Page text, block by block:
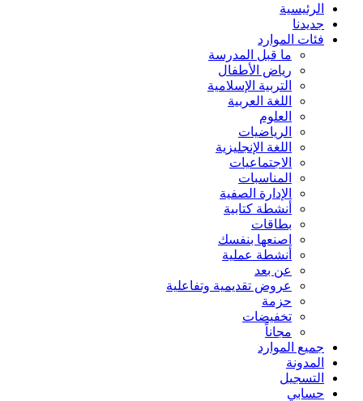
الرئيسية
جديدنا
فئات الموارد
ما قبل المدرسة
رياض الأطفال
التربية الإسلامية
اللغة العربية
العلوم
الرياضيات
اللغة الإنجليزية
الاجتماعيات
المناسبات
الإدارة الصفية
أنشطة كتابية
بطاقات
اصنعها بنفسك
أنشطة عملية
عن بعد
عروض تقديمية وتفاعلية
حزمة
تخفيضات
مجاناً
جميع الموارد
المدونة
التسجيل
حسابي